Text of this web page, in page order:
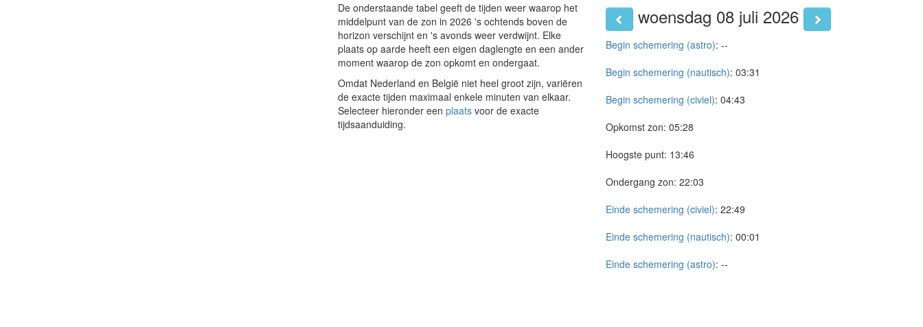
De onderstaande tabel geeft de tijden weer waarop het
middelpunt van de zon in 2026 's ochtends boven de
horizon verschijnt en 's avonds weer verdwijnt. Elke
plaats op aarde heeft een eigen daglengte en een ander
moment waarop de zon opkomt en ondergaat.
Omdat Nederland en België niet heel groot zijn, variëren
de exacte tijden maximaal enkele minuten van elkaar.
Selecteer hieronder een plaats voor de exacte
tijdsaanduiding.
woensdag 08 juli 2026
Begin schemering (astro): --
Begin schemering (nautisch): 03:31
Begin schemering (civiel): 04:43
Opkomst zon: 05:28
Hoogste punt: 13:46
Ondergang zon: 22:03
Einde schemering (civiel): 22:49
Einde schemering (nautisch): 00:01
Einde schemering (astro): --